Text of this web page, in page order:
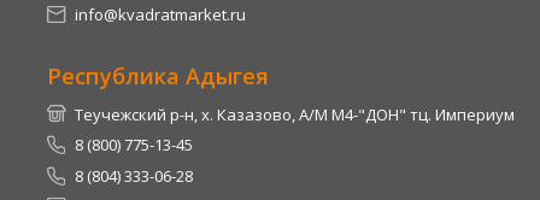
info@kvadratmarket.ru
Республика Адыгея
Теучежский р-н, х. Казазово, А/М М4-"ДОН" тц. Империум
8 (800) 775-13-45
8 (804) 333-06-28